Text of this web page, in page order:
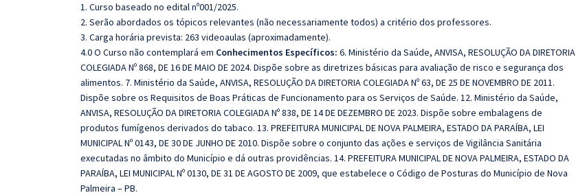
1. Curso baseado no edital nº001/2025.
2. Serão abordados os tópicos relevantes (não necessariamente todos) a critério dos professores.
3. Carga horária prevista: 263 videoaulas (aproximadamente).
4.0 O Curso não contemplará em Conhecimentos Específicos: 6. Ministério da Saúde, ANVISA, RESOLUÇÃO DA DIRETORIA
COLEGIADA Nº 868, DE 16 DE MAIO DE 2024. Dispõe sobre as diretrizes básicas para avaliação de risco e segurança dos
alimentos. 7. Ministério da Saúde, ANVISA, RESOLUÇÃO DA DIRETORIA COLEGIADA Nº 63, DE 25 DE NOVEMBRO DE 2011.
Dispõe sobre os Requisitos de Boas Práticas de Funcionamento para os Serviços de Saúde. 12. Ministério da Saúde,
ANVISA, RESOLUÇÃO DA DIRETORIA COLEGIADA Nº 838, DE 14 DE DEZEMBRO DE 2023. Dispõe sobre embalagens de
produtos fumígenos derivados do tabaco. 13. PREFEITURA MUNICIPAL DE NOVA PALMEIRA, ESTADO DA PARAÍBA, LEI
MUNICIPAL Nº 0143, DE 30 DE JUNHO DE 2010. Dispõe sobre o conjunto das ações e serviços de Vigilância Sanitária
executadas no âmbito do Município e dá outras providências. 14. PREFEITURA MUNICIPAL DE NOVA PALMEIRA, ESTADO DA
PARAÍBA, LEI MUNICIPAL Nº 0130, DE 31 DE AGOSTO DE 2009, que estabelece o Código de Posturas do Município de Nova
Palmeira – PB.